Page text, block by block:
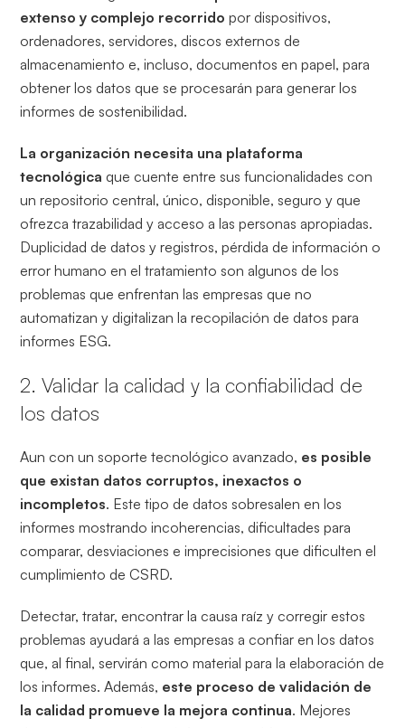
extenso y complejo recorrido por dispositivos,
ordenadores, servidores, discos externos de
almacenamiento e, incluso, documentos en papel, para
obtener los datos que se procesarán para generar los
informes de sostenibilidad.
La organización necesita una plataforma
tecnológica que cuente entre sus funcionalidades con
un repositorio central, único, disponible, seguro y que
ofrezca trazabilidad y acceso a las personas apropiadas.
Duplicidad de datos y registros, pérdida de información o
error humano en el tratamiento son algunos de los
problemas que enfrentan las empresas que no
automatizan y digitalizan la recopilación de datos para
informes ESG.
2. Validar la calidad y la confiabilidad de
los datos
Aun con un soporte tecnológico avanzado, es posible
que existan datos corruptos, inexactos o
incompletos. Este tipo de datos sobresalen en los
informes mostrando incoherencias, dificultades para
comparar, desviaciones e imprecisiones que dificulten el
cumplimiento de CSRD.
Detectar, tratar, encontrar la causa raíz y corregir estos
problemas ayudará a las empresas a confiar en los datos
que, al final, servirán como material para la elaboración de
los informes. Además, este proceso de validación de
la calidad promueve la mejora continua. Mejores